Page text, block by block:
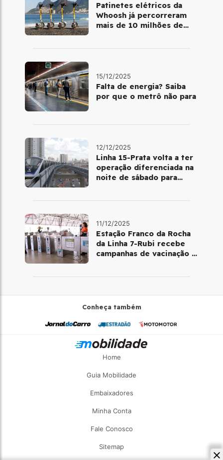
Patinetes elétricos da
Whoosh já percorreram
mais de 10 milhões de
15/12/2025
Falta de energia? Saiba
por que o metrô não para
12/12/2025
Linha 15-Prata volta a ter
operação diferenciada na
noite de sábado para
11/12/2025
Estação Franco da Rocha
da Linha 7-Rubi recebe
campanhas de vacinação e
Conheça também
Home
Guia Mobilidade
Embaixadores
Minha Conta
Fale Conosco
Sitemap